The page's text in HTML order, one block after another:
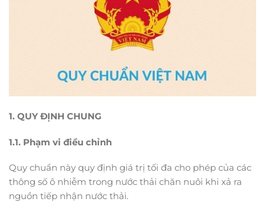
1. QUY ĐỊNH CHUNG
1.1. Phạm vi điều chỉnh
Quy chuẩn này quy định giá trị tối đa cho phép của các
thông số ô nhiễm trong nước thải chăn nuôi khi xả ra
nguồn tiếp nhận nước thải.